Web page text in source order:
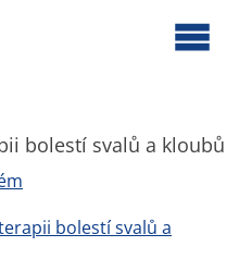
bolestí svalů a kloubů
bolestí svalů a